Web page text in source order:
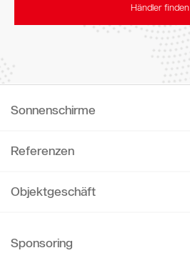
Händler finden
Sonnenschirme
Referenzen
Objektgeschäft
Sponsoring